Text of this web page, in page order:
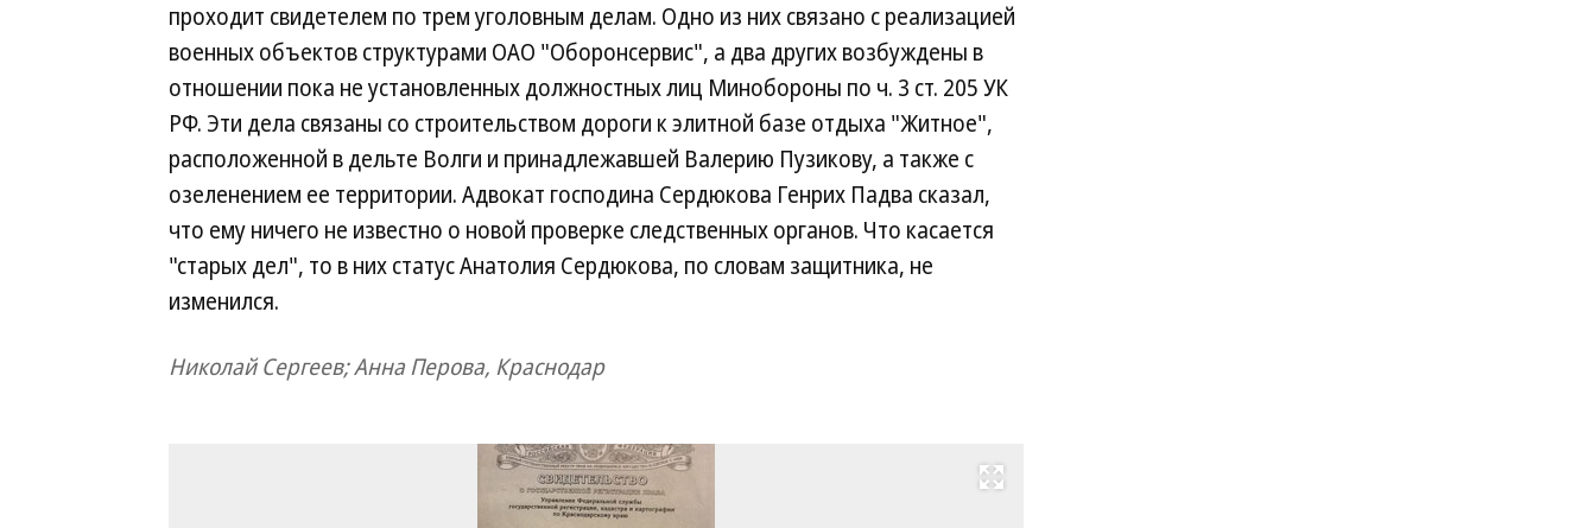
проходит свидетелем по трем уголовным делам. Одно из них связано с реализацией
военных объектов структурами ОАО "Оборонсервис", а два других возбуждены в
отношении пока не установленных должностных лиц Минобороны по ч. 3 ст. 205 УК
РФ. Эти дела связаны со строительством дороги к элитной базе отдыха "Житное",
расположенной в дельте Волги и принадлежавшей Валерию Пузикову, а также с
озеленением ее территории. Адвокат господина Сердюкова Генрих Падва сказал,
что ему ничего не известно о новой проверке следственных органов. Что касается
"старых дел", то в них статус Анатолия Сердюкова, по словам защитника, не
изменился.
Николай Сергеев; Анна Перова, Краснодар
Развернуть на весь экран